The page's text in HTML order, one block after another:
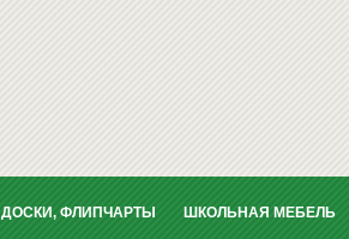
ДОСКИ, ФЛИПЧАРТЫ ШКОЛЬНАЯ МЕБЕЛЬ